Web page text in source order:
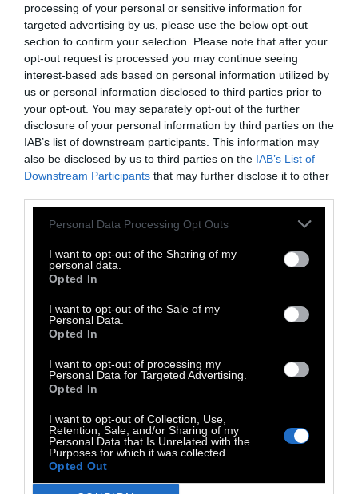
processing of your personal or sensitive information for
targeted advertising by us, please use the below opt-out
section to confirm your selection. Please note that after your
opt-out request is processed you may continue seeing
interest-based ads based on personal information utilized by
us or personal information disclosed to third parties prior to
your opt-out. You may separately opt-out of the further
disclosure of your personal information by third parties on the
IAB’s list of downstream participants. This information may
also be disclosed by us to third parties on the IAB’s List of
Downstream Participants that may further disclose it to other
Personal Data Processing Opt Outs
I want to opt-out of the Sharing of my
personal data.
Opted In
I want to opt-out of the Sale of my
Personal Data.
Opted In
I want to opt-out of processing my
Personal Data for Targeted Advertising.
Opted In
I want to opt-out of Collection, Use,
Retention, Sale, and/or Sharing of my
Personal Data that Is Unrelated with the
Purposes for which it was collected.
Opted Out
A post shared by Janine (Cortez) Ker (@janine_ker_hair)
View this post on Instagram